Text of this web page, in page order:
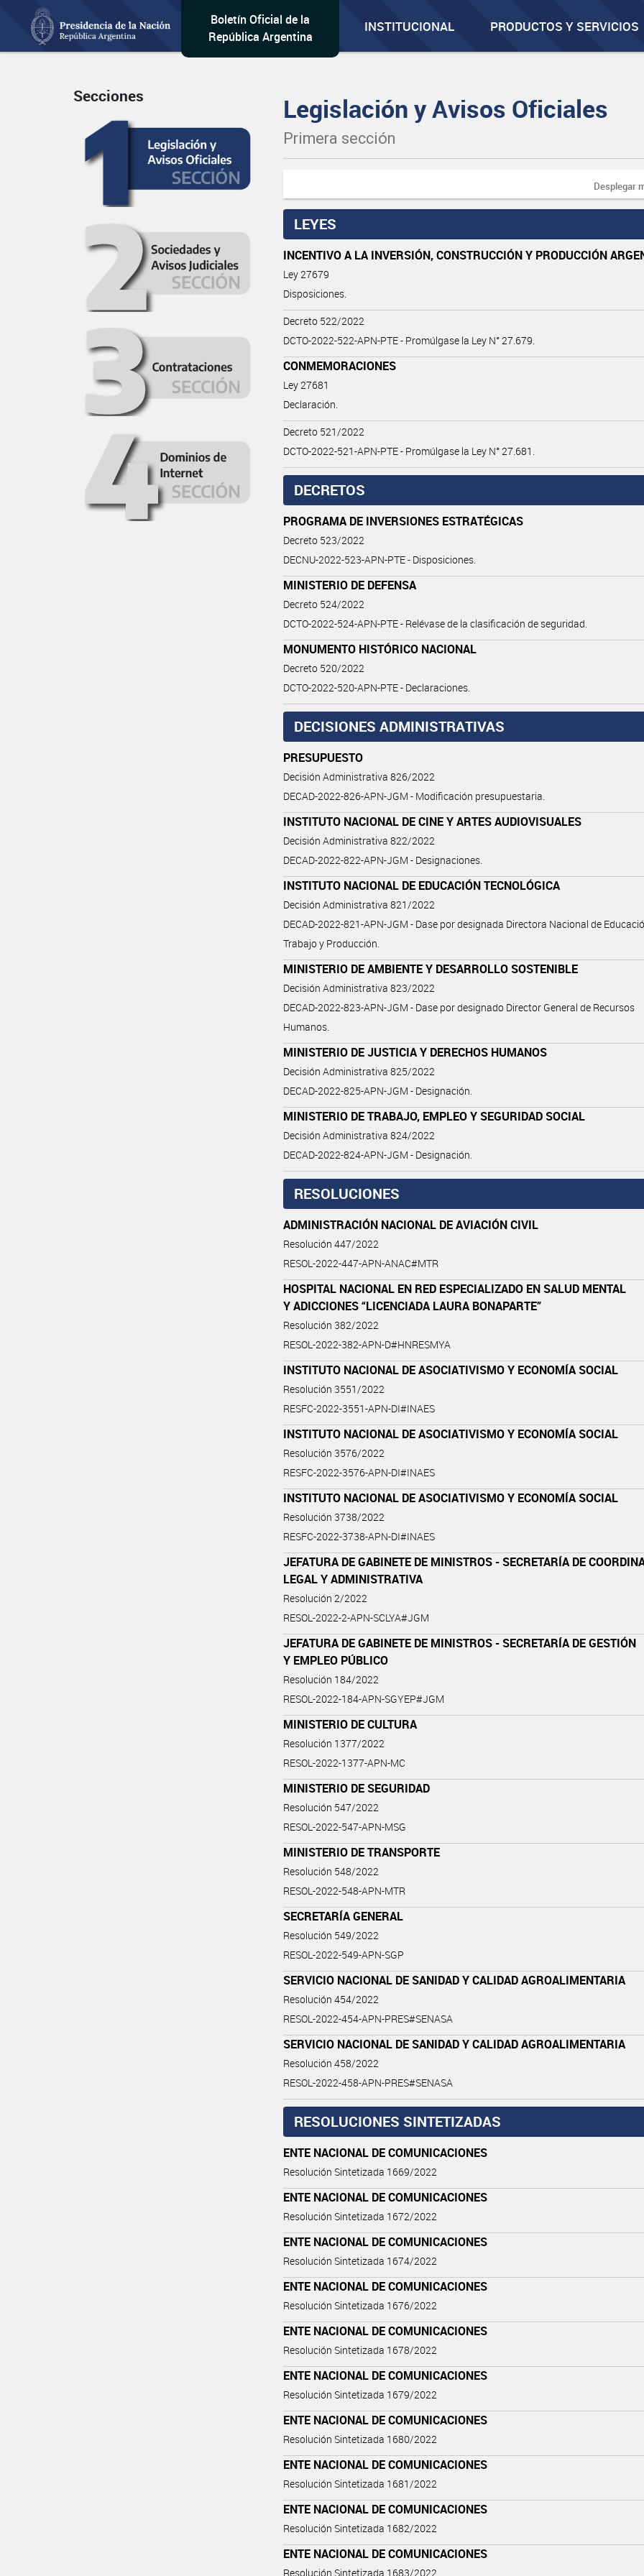
Boletín Oficial de la
República Argentina
INSTITUCIONAL PRODUCTOS Y SERVICIOS
Secciones Legislación y Avisos Oficiales
Primera sección
Desplegar
LEYES
INCENTIVO A LA INVERSIÓN, CONSTRUCCIÓN Y PRODUCCIÓN
Ley 27679
Disposiciones.
Decreto 522/2022
DCTO-2022-522-APN-PTE - Promúlgase la Ley N° 27.679.
CONMEMORACIONES
Ley 27681
Declaración.
Decreto 521/2022
DCTO-2022-521-APN-PTE - Promúlgase la Ley N° 27.681.
DECRETOS
PROGRAMA DE INVERSIONES ESTRATÉGICAS
Decreto 523/2022
DECNU-2022-523-APN-PTE - Disposiciones.
MINISTERIO DE DEFENSA
Decreto 524/2022
DCTO-2022-524-APN-PTE - Relévase de la clasificación de seguridad.
MONUMENTO HISTÓRICO NACIONAL
Decreto 520/2022
DCTO-2022-520-APN-PTE - Declaraciones.
DECISIONES ADMINISTRATIVAS
PRESUPUESTO
Decisión Administrativa 826/2022
DECAD-2022-826-APN-JGM - Modificación presupuestaria.
INSTITUTO NACIONAL DE CINE Y ARTES AUDIOVISUALES
Decisión Administrativa 822/2022
DECAD-2022-822-APN-JGM - Designaciones.
INSTITUTO NACIONAL DE EDUCACIÓN TECNOLÓGICA
Decisión Administrativa 821/2022
DECAD-2022-821-APN-JGM - Dase por designada Directora Nacional de
Trabajo y Producción.
MINISTERIO DE AMBIENTE Y DESARROLLO SOSTENIBLE
Decisión Administrativa 823/2022
DECAD-2022-823-APN-JGM - Dase por designado Director General de Recursos
Humanos.
MINISTERIO DE JUSTICIA Y DERECHOS HUMANOS
Decisión Administrativa 825/2022
DECAD-2022-825-APN-JGM - Designación.
MINISTERIO DE TRABAJO, EMPLEO Y SEGURIDAD SOCIAL
Decisión Administrativa 824/2022
DECAD-2022-824-APN-JGM - Designación.
RESOLUCIONES
ADMINISTRACIÓN NACIONAL DE AVIACIÓN CIVIL
Resolución 447/2022
RESOL-2022-447-APN-ANAC#MTR
HOSPITAL NACIONAL EN RED ESPECIALIZADO EN SALUD MENTAL
Y ADICCIONES “LICENCIADA LAURA BONAPARTE”
Resolución 382/2022
RESOL-2022-382-APN-D#HNRESMYA
INSTITUTO NACIONAL DE ASOCIATIVISMO Y ECONOMÍA SOCIAL
Resolución 3551/2022
RESFC-2022-3551-APN-DI#INAES
INSTITUTO NACIONAL DE ASOCIATIVISMO Y ECONOMÍA SOCIAL
Resolución 3576/2022
RESFC-2022-3576-APN-DI#INAES
INSTITUTO NACIONAL DE ASOCIATIVISMO Y ECONOMÍA SOCIAL
Resolución 3738/2022
RESFC-2022-3738-APN-DI#INAES
JEFATURA DE GABINETE DE MINISTROS - SECRETARÍA DE
LEGAL Y ADMINISTRATIVA
Resolución 2/2022
RESOL-2022-2-APN-SCLYA#JGM
JEFATURA DE GABINETE DE MINISTROS - SECRETARÍA DE GESTIÓN
Y EMPLEO PÚBLICO
Resolución 184/2022
RESOL-2022-184-APN-SGYEP#JGM
MINISTERIO DE CULTURA
Resolución 1377/2022
RESOL-2022-1377-APN-MC
MINISTERIO DE SEGURIDAD
Resolución 547/2022
RESOL-2022-547-APN-MSG
MINISTERIO DE TRANSPORTE
Resolución 548/2022
RESOL-2022-548-APN-MTR
SECRETARÍA GENERAL
Resolución 549/2022
RESOL-2022-549-APN-SGP
SERVICIO NACIONAL DE SANIDAD Y CALIDAD AGROALIMENTARIA
Resolución 454/2022
RESOL-2022-454-APN-PRES#SENASA
SERVICIO NACIONAL DE SANIDAD Y CALIDAD AGROALIMENTARIA
Resolución 458/2022
RESOL-2022-458-APN-PRES#SENASA
RESOLUCIONES SINTETIZADAS
ENTE NACIONAL DE COMUNICACIONES
Resolución Sintetizada 1669/2022
ENTE NACIONAL DE COMUNICACIONES
Resolución Sintetizada 1672/2022
ENTE NACIONAL DE COMUNICACIONES
Resolución Sintetizada 1674/2022
ENTE NACIONAL DE COMUNICACIONES
Resolución Sintetizada 1676/2022
ENTE NACIONAL DE COMUNICACIONES
Resolución Sintetizada 1678/2022
ENTE NACIONAL DE COMUNICACIONES
Resolución Sintetizada 1679/2022
ENTE NACIONAL DE COMUNICACIONES
Resolución Sintetizada 1680/2022
ENTE NACIONAL DE COMUNICACIONES
Resolución Sintetizada 1681/2022
ENTE NACIONAL DE COMUNICACIONES
Resolución Sintetizada 1682/2022
ENTE NACIONAL DE COMUNICACIONES
Resolución Sintetizada 1683/2022